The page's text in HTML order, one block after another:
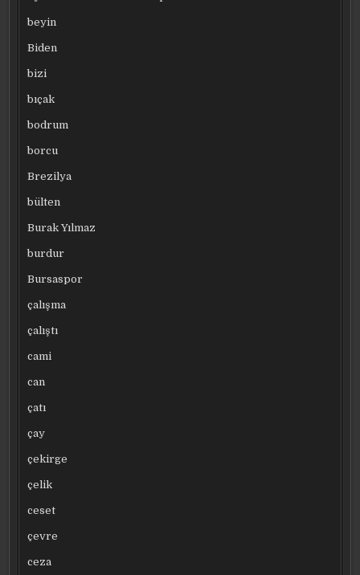
beyin
Biden
bizi
bıçak
bodrum
borcu
Brezilya
bülten
Burak Yılmaz
burdur
Bursaspor
çalışma
çalıştı
cami
can
çatı
çay
çekirge
çelik
ceset
çevre
ceza